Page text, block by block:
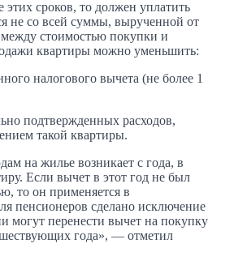
этих сроков, то должен уплатить
не со всей суммы, вырученной от
стоимостью покупки и
квартиры можно уменьшить:
налогового вычета (не более 1
подтвержденных расходов,
такой квартиры.
на жилье возникает с года, в
Если вычет в этот год не был
то он применяется в
пенсионеров сделано исключение
могут перенести вычет на покупку
года», — отметил